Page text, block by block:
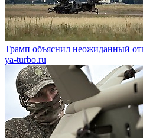
Трамп объяснил неожиданный
ya-turbo.ru